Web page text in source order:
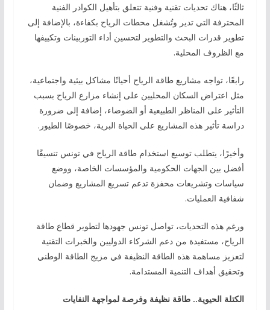
ثالثًا، هناك تحديات تقنية وفنية تتعلق بتأهيل الكوادر الفنية
المحترفة التي تدير وتُشغل محطات الرياح بكفاءة، بالإضافة إلى
تطوير قدرات البحث والتطوير لتحسين أداء التوربينات وتكييفها
مع الظروف المحلية.
رابعًا، تواجه مشاريع طاقة الرياح أحيانًا مشاكل بيئية واجتماعية،
مثل اعتراض السكان المحليين على إنشاء مزارع الرياح بسبب
التأثير على المناظر الطبيعية أو الضوضاء، إضافة إلى ضرورة
دراسة تأثير هذه المشاريع على الحياة البرية، خصوصًا الطيور.
وأخيرًا، يتطلب توسيع استخدام طاقة الرياح في تونس تنسيقًا
أفضل بين الجهات الحكومية والمؤسسات الخاصة، ووضع
سياسات وتشريعات محفزة تدعم تسريع المشاريع وضمان
شفافية العمليات.
ورغم هذه التحديات، تواصل تونس جهودها لتطوير قطاع طاقة
الرياح، مستفيدة من دعم الشركاء الدوليين والخبرات التقنية
لتعزيز مساهمة هذه الطاقة النظيفة في مزيج الطاقة الوطني
وتحقيق أهداف التنمية المستدامة.
الكتلة الحيوية.. طاقة نظيفة وفرصة لمواجهة النفايات